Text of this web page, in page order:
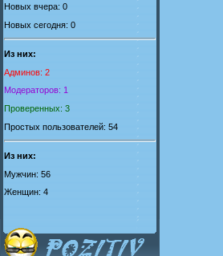
Новых вчера: 0
Новых сегодня: 0
Из них:
Админов: 2
Модераторов: 1
Проверенных: 3
Простых пользователей: 54
Из них:
Мужчин: 56
Женщин: 4